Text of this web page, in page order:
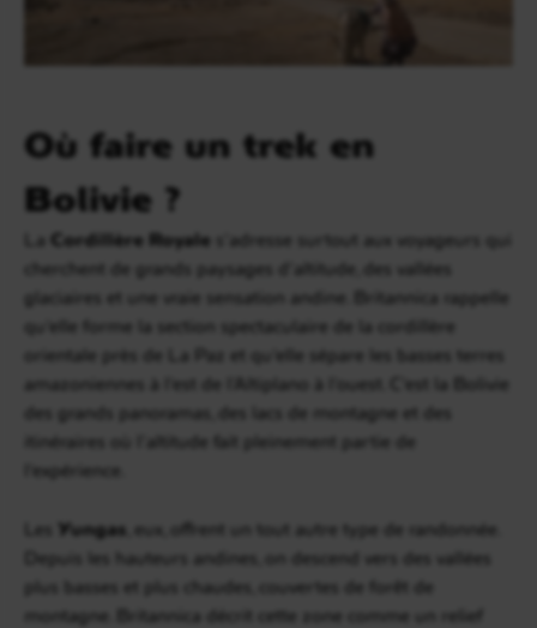
Où faire un trek en
Bolivie ?
La Cordillère Royale s’adresse surtout aux voyageurs qui
cherchent de grands paysages d’altitude, des vallées
glaciaires et une vraie sensation andine. Britannica rappelle
qu’elle forme la section spectaculaire de la cordillère
orientale près de La Paz et qu’elle sépare les basses terres
amazoniennes à l’est de l’Altiplano à l’ouest. C’est la Bolivie
des grands panoramas, des lacs de montagne et des
itinéraires où l’altitude fait pleinement partie de
l’expérience.
Les Yungas , eux, offrent un tout autre type de randonnée.
Depuis les hauteurs andines, on descend vers des vallées
plus basses et plus chaudes, couvertes de forêt de
montagne. Britannica décrit cette zone comme un relief